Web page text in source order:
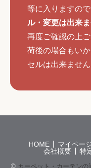
等に入りますので
ル・変更は出来
再度ご確認の上
荷後の場合もい
セルは出来ません
HOME マイペー
会社概要
特
© カーペット・カーテン